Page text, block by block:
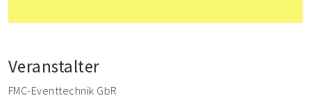
Veranstalter
FMC-Eventtechnik GbR